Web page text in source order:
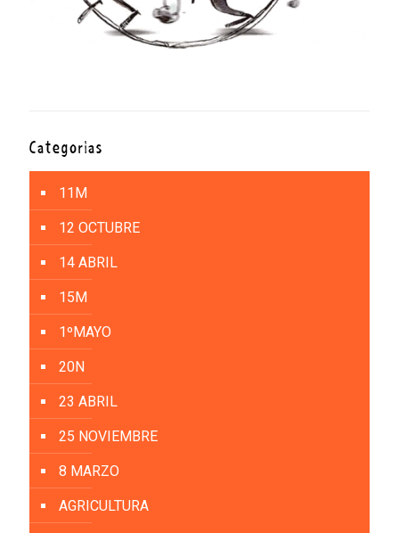
Categorías
11M
12 OCTUBRE
14 ABRIL
15M
1ºMAYO
20N
23 ABRIL
25 NOVIEMBRE
8 MARZO
AGRICULTURA